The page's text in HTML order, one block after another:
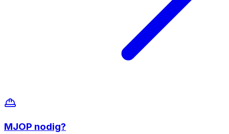
MJOP nodig?